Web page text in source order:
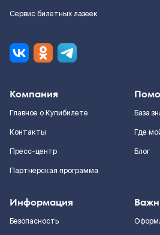
Сервис билетных лазеек
Компания
Главное о Купибилете
Контакты
Пресс-центр
Партнерская программа
База
Где
Блог
Информация
Безопасность